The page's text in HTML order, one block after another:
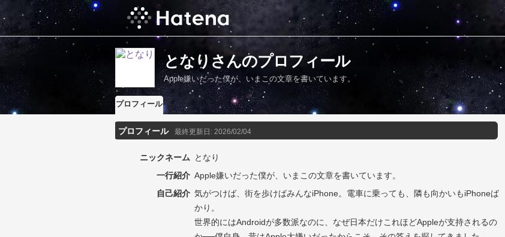
となりさんのプロフィール
Apple嫌いだった僕が、いまこの文章を書いています。
プロフィール
プロフィール 最終更新日: 2026/02/04
ニックネーム となり
一行紹介 Apple嫌いだった僕が、いまこの文章を書いています。
自己紹介 気がつけば、街を歩けばみんなiPhone。電車に乗っても、隣も向かいもiPhoneば
かり。
世界的にはAndroidが多数派なのに、なぜ日本だけこれほどAppleが支持されるの